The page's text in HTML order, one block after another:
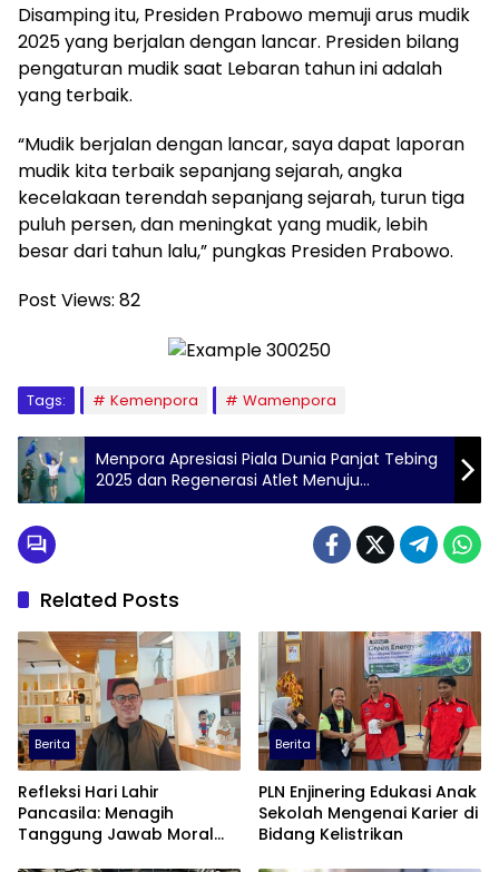
Disamping itu, Presiden Prabowo memuji arus mudik
2025 yang berjalan dengan lancar. Presiden bilang
pengaturan mudik saat Lebaran tahun ini adalah
yang terbaik.
“Mudik berjalan dengan lancar, saya dapat laporan
mudik kita terbaik sepanjang sejarah, angka
kecelakaan terendah sepanjang sejarah, turun tiga
puluh persen, dan meningkat yang mudik, lebih
besar dari tahun lalu,” pungkas Presiden Prabowo.
Post Views: 82
Tags: Kemenpora Wamenpora
Menpora Apresiasi Piala Dunia Panjat Tebing
2025 dan Regenerasi Atlet Menuju
Olimpiade
Related Posts
Berita
Refleksi Hari Lahir
Pancasila: Menagih
Tanggung Jawab Moral
Berita
PLN Enjinering Edukasi Anak
Sekolah Mengenai Karier di
Bidang Kelistrikan